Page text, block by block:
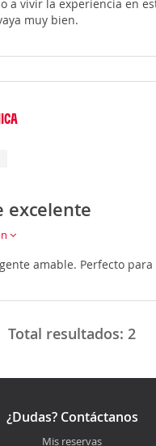
a vivir la experiencia en
muy bien.
excelente
amable. Perfecto
Total resultados: 2
¿Dudas? Contáctanos
Mis reservas